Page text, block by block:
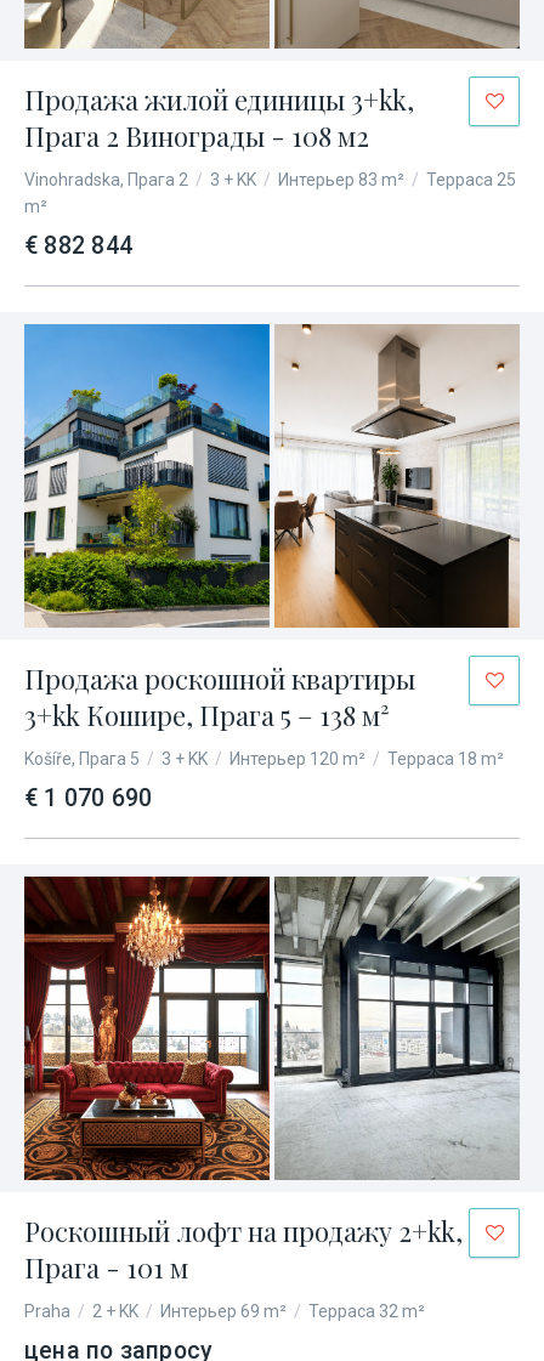
Продажа жилой единицы 3+kk,
Прага 2 Винограды - 108 м2
Vinohradska, Прага 2 / 3 + KK / Интерьер 83 m² / Терраса 25
m²
€ 882 844
Продажа роскошной квартиры
3+kk Кошире, Прага 5 – 138 м²
Košíře, Прага 5 / 3 + KK / Интерьер 120 m² / Терраса 18 m²
€ 1 070 690
Роскошный лофт на продажу 2+kk,
Прага - 101 м
Praha / 2 + KK / Интерьер 69 m² / Терраса 32 m²
цена по запросу